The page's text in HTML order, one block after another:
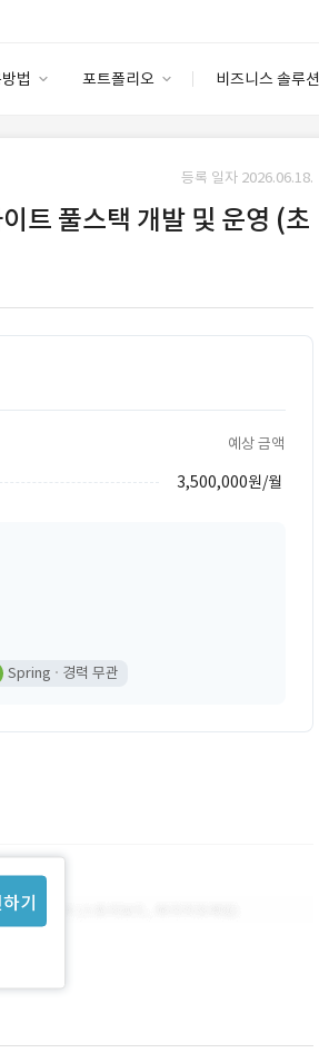
법 포트폴리오 비즈니스 솔루션
요금
센터
안심 코드 케어
솔루션 마켓
스토어
등록 일자 2026.06.18.
트 풀스택 개발 및 운영 (초
예상 금액
3,500,000원/월
Spring 경력 무관
기